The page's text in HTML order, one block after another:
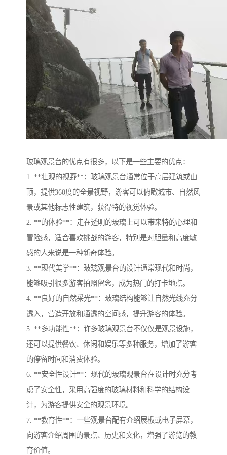
玻璃观景台的优点有很多，以下是一些主要的优点：
1. **壮观的视野**：玻璃观景台通常位于高层建筑或山
顶，提供360度的全景视野，游客可以俯瞰城市、自然风
景或其他标志性建筑，获得特的视觉体验。
2. **的体验**：走在透明的玻璃上可以带来特的心理和
冒险感，适合喜欢挑战的游客，特别是对胆量和高度敏
感的人来说是一种新奇体验。
3. **现代美学**：玻璃观景台的设计通常现代和时尚，
能够吸引很多游客拍照留念，成为热门的打卡地点。
4. **良好的自然采光**：玻璃结构能够让自然光线充分
透入，营造开放和通透的空间感，提升游客的体验。
5. **多功能性**：许多玻璃观景台不仅仅是观景设施，
还可以提供餐饮、休闲和娱乐等多种服务，增加了游客
的停留时间和消费体验。
6. **安全性设计**：现代的玻璃观景台在设计时充分考
虑了安全性，采用高强度的玻璃材料和科学的结构设
计，为游客提供安全的观景环境。
7. **教育性**：一些观景台配有介绍展板或电子屏幕，
向游客介绍周围的景点、历史和文化，增强了游览的教
育价值。